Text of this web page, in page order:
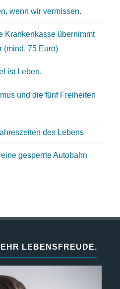
wenn wir vermissen.
Krankenkasse übernimmt
(mind. 75 Euro)
ist Leben.
und die fünf Freiheiten
des Lebens
gesperrte Autobahn
LEBENSFREUDE.